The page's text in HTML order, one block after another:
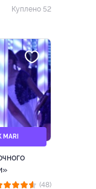
Куплено 52
MARI
(48)